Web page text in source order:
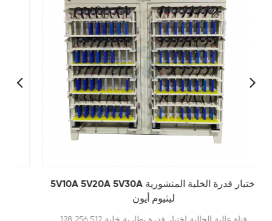
5V10A 5V20A 5V30A اختبار قدرة الخلية المنشورية
ليثيوم أيون